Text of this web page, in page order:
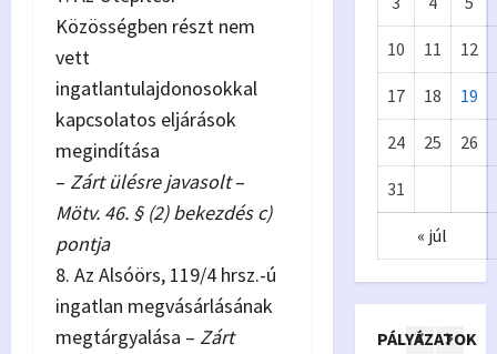
Közösségben részt nem
vett
ingatlantulajdonosokkal
kapcsolatos eljárások
megindítása
– Zárt ülésre javasolt–
Mötv. 46. § (2) bekezdés c)
pontja
8. Az Alsóörs, 119/4 hrsz.-ú
ingatlan megvásárlásának
megtárgyalása – Zárt
10 11 12
17 18 19
24 25 26
31
« júl
PÁLYÁZATOK
Önkormányzat
Pályázatok